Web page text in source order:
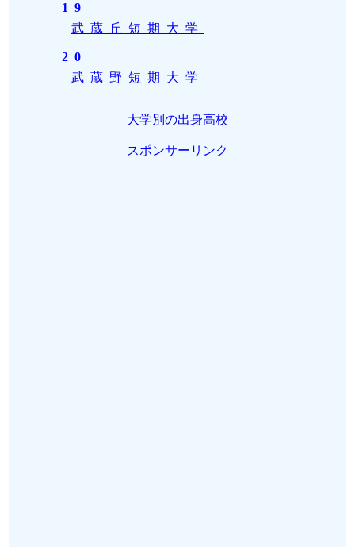
19
武蔵丘短期大学
20
武蔵野短期大学
大学別の出身高校
スポンサーリンク